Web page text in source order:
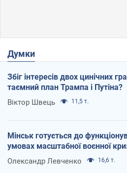
Думки
Збіг інтересів двох цинічних
таємний план Трампа і Путіна?
Віктор Швець 11,5 т.
Мінськ готується до
умовах масштабної воєнної
Олександр Левченко 16,6 т.